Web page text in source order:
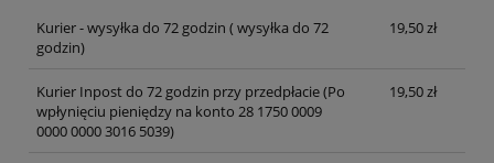
Kurier - wysyłka do 72 godzin ( wysyłka do 72
godzin)
19,50 zł
Kurier Inpost do 72 godzin przy przedpłacie(Po
wpłynięciu pieniędzy na konto 28 1750 0009
0000 0000 3016 5039)
19,50 zł